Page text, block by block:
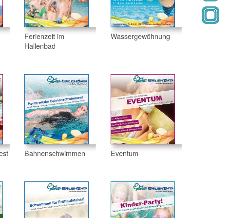
Ferienzeit im
Hallenbad
Wassergewöhnung
Bahnenschwimmen Eventum